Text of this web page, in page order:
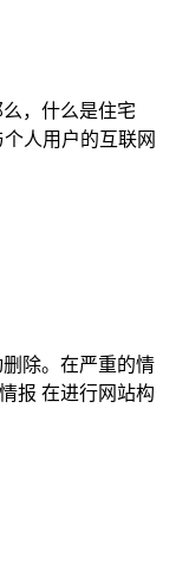
，什么是住宅
人用户的互联网
除。在严重的情
报 在进行网站构